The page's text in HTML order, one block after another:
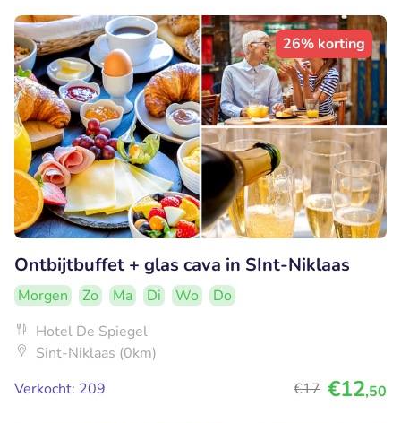
26% korting
Ontbijtbuffet + glas cava in SInt-Niklaas
Morgen Zo Ma Di Wo
Do
Hotel De Spiegel
Sint-Niklaas (0km)
Verkocht: 209
€17 €12,50